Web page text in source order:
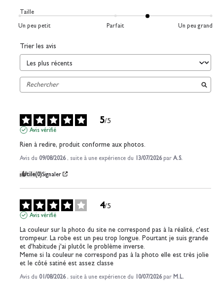
Taille
Un peu petit
Parfait Un peu grand
Trier les avis
5/5
Avis vérifié
Rien à redire, produit conforme aux photos.
Avis du 09/08/2026 , suite à une expérience du 13/07/2026 par A.S.
Utile(0)Signaler
4/5
Avis vérifié
La couleur sur la photo du site ne correspond pas à la réalité, c'est
trompeur. La robe est un peu trop longue. Pourtant je suis grande
et d'habitude j'ai plutôt le problème inverse.
Meme si la couleur ne correspond pas à la photo elle est très jolie
et le côté satiné est assez classe
Avis du 01/08/2026 , suite à une expérience du 10/07/2026 par M.L.